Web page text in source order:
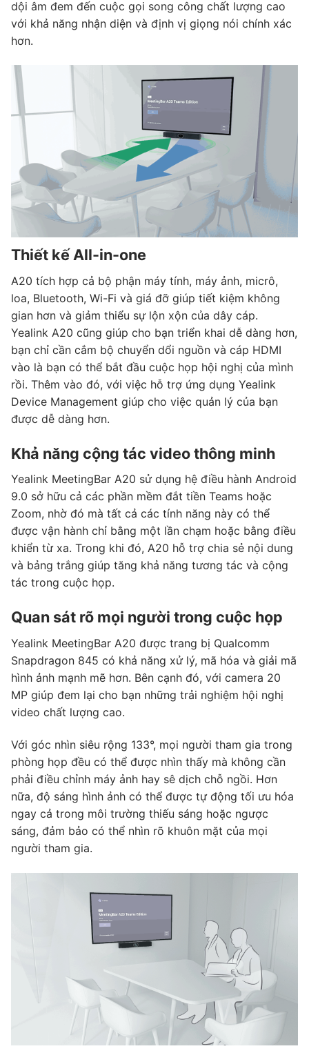
dội âm đem đến cuộc gọi song công chất lượng cao
với khả năng nhận diện và định vị giọng nói chính xác
hơn.
Thiết kế All-in-one
A20 tích hợp cả bộ phận máy tính, máy ảnh, micrô,
loa, Bluetooth, Wi-Fi và giá đỡ giúp tiết kiệm không
gian hơn và giảm thiểu sự lộn xộn của dây cáp.
Yealink A20 cũng giúp cho bạn triển khai dễ dàng hơn,
bạn chỉ cần cắm bộ chuyển dổi nguồn và cáp HDMI
vào là bạn có thể bắt đầu cuộc họp hội nghị của mình
rồi. Thêm vào đó, với việc hỗ trợ ứng dụng Yealink
Device Management giúp cho việc quản lý của bạn
được dễ dàng hơn.
Khả năng cộng tác video thông minh
Yealink MeetingBar A20 sử dụng hệ điều hành Android
9.0 sở hữu cả các phần mềm đắt tiền Teams hoặc
Zoom, nhờ đó mà tất cả các tính năng này có thể
được vận hành chỉ bằng một lần chạm hoặc bằng điều
khiển từ xa. Trong khi đó, A20 hỗ trợ chia sẻ nội dung
và bảng trắng giúp tăng khả năng tương tác và cộng
tác trong cuộc họp.
Quan sát rõ mọi người trong cuộc họp
Yealink MeetingBar A20 được trang bị Qualcomm
Snapdragon 845 có khả năng xử lý, mã hóa và giải mã
hình ảnh mạnh mẽ hơn. Bên cạnh đó, với camera 20
MP giúp đem lại cho bạn những trải nghiệm hội nghị
video chất lượng cao.
Với góc nhìn siêu rộng 133°, mọi người tham gia trong
phòng họp đều có thể được nhìn thấy mà không cần
phải điều chỉnh máy ảnh hay sê dịch chỗ ngồi. Hơn
nữa, độ sáng hình ảnh có thể được tự động tối ưu hóa
ngay cả trong môi trường thiếu sáng hoặc ngược
sáng, đảm bảo có thể nhìn rõ khuôn mặt của mọi
người tham gia.